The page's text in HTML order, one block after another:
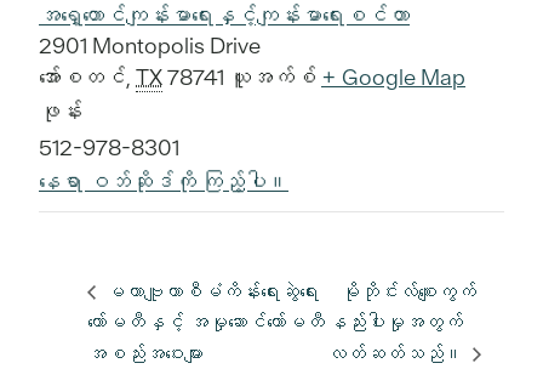
အရှေ့တောင်ကျန်းမာရေးနှင့်ကျန်းမာရေးစင်တာ
2901 Montopolis Drive
အော်စတင်, TX78741 ယူအက်စ် + Google Map
ဖုန်း
512-978-8301
နေရာ ဝဘ်ဆိုဒ်ကို ကြည့်ပါ။
မဟာဗျူဟာစီမံကိန်းရေးဆွဲရေး
ကော်မတီနှင့် အမှုဆောင်ကော်မတီ
အစည်းအဝေးများ
မိုဘိုင်းလ်စျေးကွက်
နည်းပါးမှုအတွက်
လတ်ဆတ်သည်။